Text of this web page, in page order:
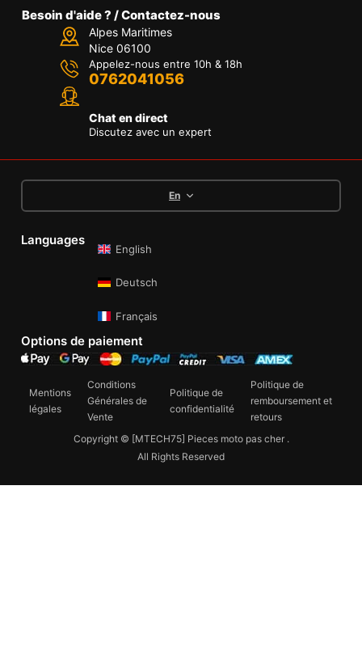
Besoin d'aide ? / Contactez-nous
Alpes Maritimes
Nice 06100
Appelez-nous entre 10h & 18h
0762041056
Chat en direct
Discutez avec un expert
En
Languages
English
Deutsch
Français
Options de paiement
Copyright © [MTECH75] Pieces moto pas cher .
All Rights Reserved
Mentions
légales
Conditions
Générales de
Vente
Politique de
confidentialité
Politique de
remboursement et
retours